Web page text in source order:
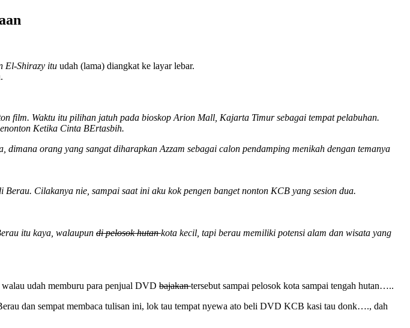
El-Shirazy itu udah (lama) diangkat ke layar lebar.
film. Waktu itu pilihan jatuh pada bioskop Arion Mall, Kajarta Timur sebagai tempat pelabuhan.
Ketika Cinta BErtasbih.
orang yang sangat diharapkan Azzam sebagai calon pendamping menikah dengan temanya
Cilakanya nie, sampai saat ini aku kok pengen banget nonton KCB yang sesion dua.
itu kaya, walaupun di pelosok hutankota kecil, tapi berau memiliki potensi alam dan wisata yang
udah memburu para penjual DVD bajakantersebut sampai pelosok kota sampai tengah hutan…..
dan sempat membaca tulisan ini, lok tau tempat nyewa ato beli DVD KCB kasi tau donk…., dah